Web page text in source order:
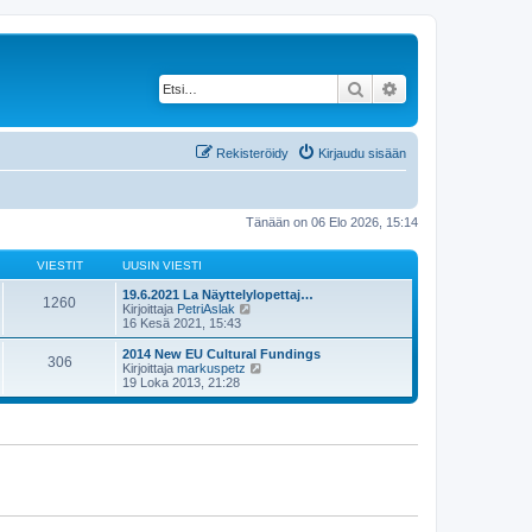
Etsi
Kirjaudu sisään
Rekisteröidy
Tänään on 06 Elo 2026, 15:14
VIESTIT UUSIN VIESTI
1260
19.6.2021 La Näyttelylopettaj…
Kirjoittaja PetriAslak
y
t
ä
u
s
v
i
16 Kesä 2021, 15:43
306
2014 New EU Cultural Fundings
Kirjoittaja markuspetz
y
19 Loka 2013, 21:28